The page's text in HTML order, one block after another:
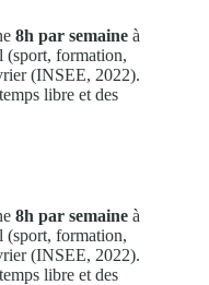
8h par semaine à
(sport, formation,
(INSEE, 2022).
libre et des
8h par semaine à
(sport, formation,
(INSEE, 2022).
libre et des